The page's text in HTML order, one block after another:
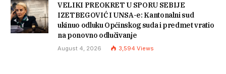
VELIKI PREOKRET U SPORU SEBIJE
IZETBEGOVIĆ I UNSA-e: Kantonalni sud
ukinuo odluku Općinskog suda i predmet vratio
na ponovno odlučivanje
August 4, 2026 3,594 Views